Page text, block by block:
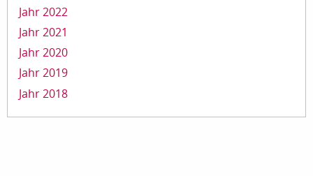
Jahr 2022
Jahr 2021
Jahr 2020
Jahr 2019
Jahr 2018